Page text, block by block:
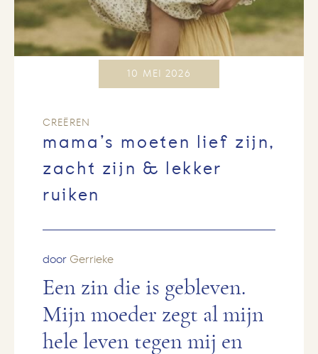
10 MEI 2026
CREËREN
mama’s moeten lief zijn,
zacht zijn & lekker
ruiken
door Gerrieke
Een zin die is gebleven.
Mijn moeder zegt al mijn
hele leven tegen mij en